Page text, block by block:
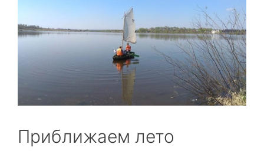
Приближаем лето